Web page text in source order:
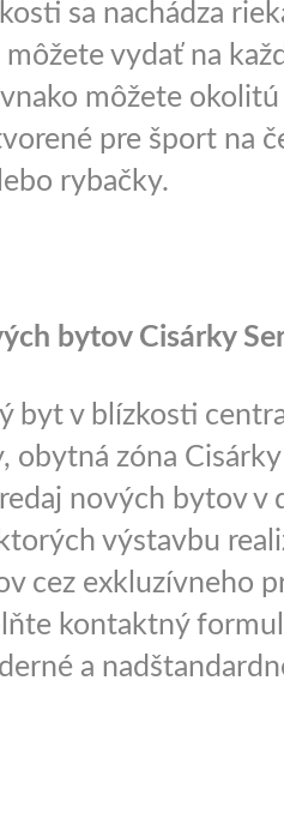
sa nachádza
môžete vydať na
môžete
pre šport na
rybačky.
bytov Cisárky
byt v blízkosti
obytná zóna
nových bytov v
výstavbu
cez exkluzívneho
kontaktný
a